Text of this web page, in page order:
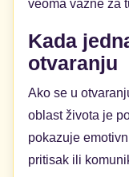
veoma važne za
Kada
otvaranju
Ako se u
oblast života je
pokazuje
pritisak ili